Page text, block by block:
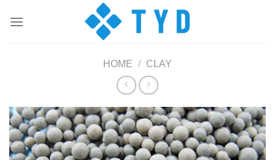
HOME / CLAY